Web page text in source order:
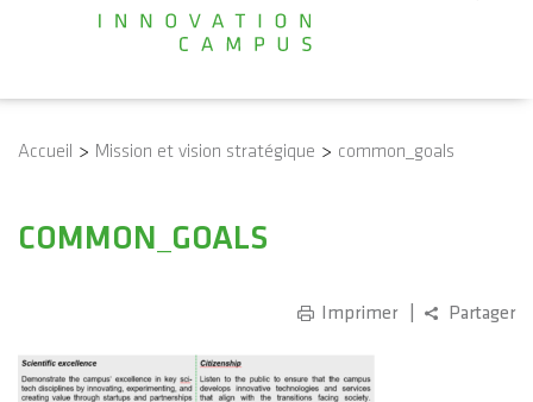
Accueil > Mission et vision stratégique > common_goals
COMMON_GOALS
Imprimer Partager